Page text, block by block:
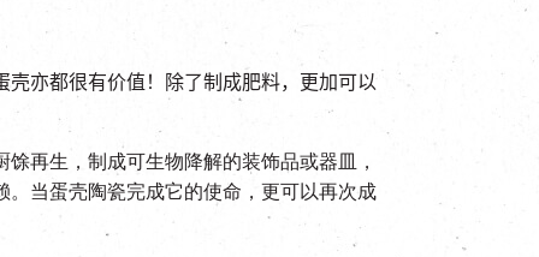
亦都很有价值！除了制成肥料，更加可以
再生，制成可生物降解的装饰品或器皿，
当蛋壳陶瓷完成它的使命，更可以再次成